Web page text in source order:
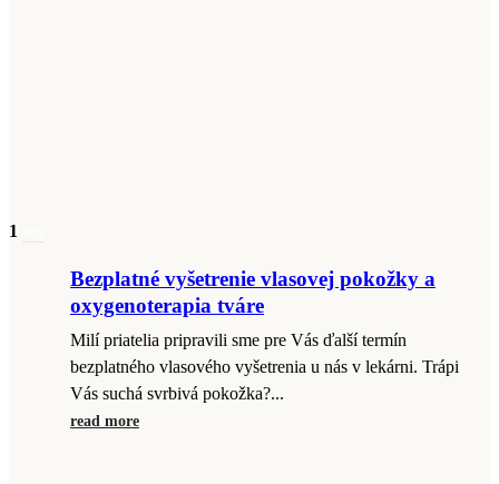
1
Bezplatné vyšetrenie vlasovej pokožky a
oxygenoterapia tváre
Milí priatelia pripravili sme pre Vás ďalší termín
bezplatného vlasového vyšetrenia u nás v lekárni. Trápi
Vás suchá svrbivá pokožka?...
read more